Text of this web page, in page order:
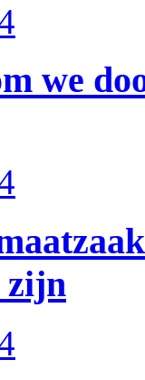
we
zijn